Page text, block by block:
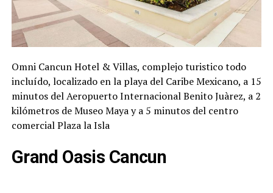
Omni Cancun Hotel & Villas, complejo turistico todo
incluído, localizado en la playa del Caribe Mexicano, a 15
minutos del Aeropuerto Internacional Benito Juàrez, a 2
kilómetros de Museo Maya y a 5 minutos del centro
comercial Plaza la Isla
Grand Oasis Cancun